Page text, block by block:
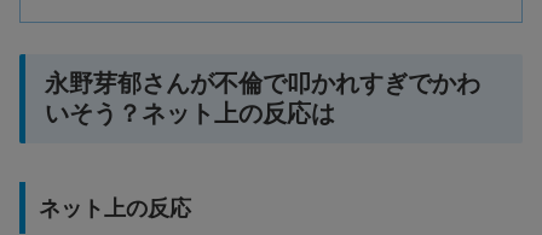
永野芽郁さんが不倫で叩かれすぎでかわ
いそう？ネット上の反応は
ネット上の反応